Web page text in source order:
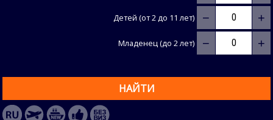
Детей (от 2 до 11 лет) − +
Младенец (до 2 лет) − +
НАЙТИ